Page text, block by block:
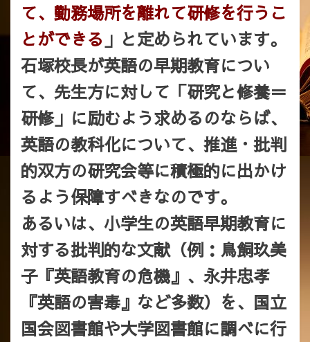
て、勤務場所を離れて研修を行うこ
とができる 」 と定められています。
石塚校長が英語の早期教育につい
て、先生方に対して「研究と修養＝
研修」に励むよう求めるのならば、
英語の教科化について、推進・批判
的双方の研究会等に積極的に出かけ
るよう保障すべきなのです。
あるいは、小学生の英語早期教育に
対する批判的な文献（例：鳥飼玖美
子『英語教育の危機』、永井忠孝
『英語の害毒』など多数）を、国立
国会図書館や大学図書館に調べに行